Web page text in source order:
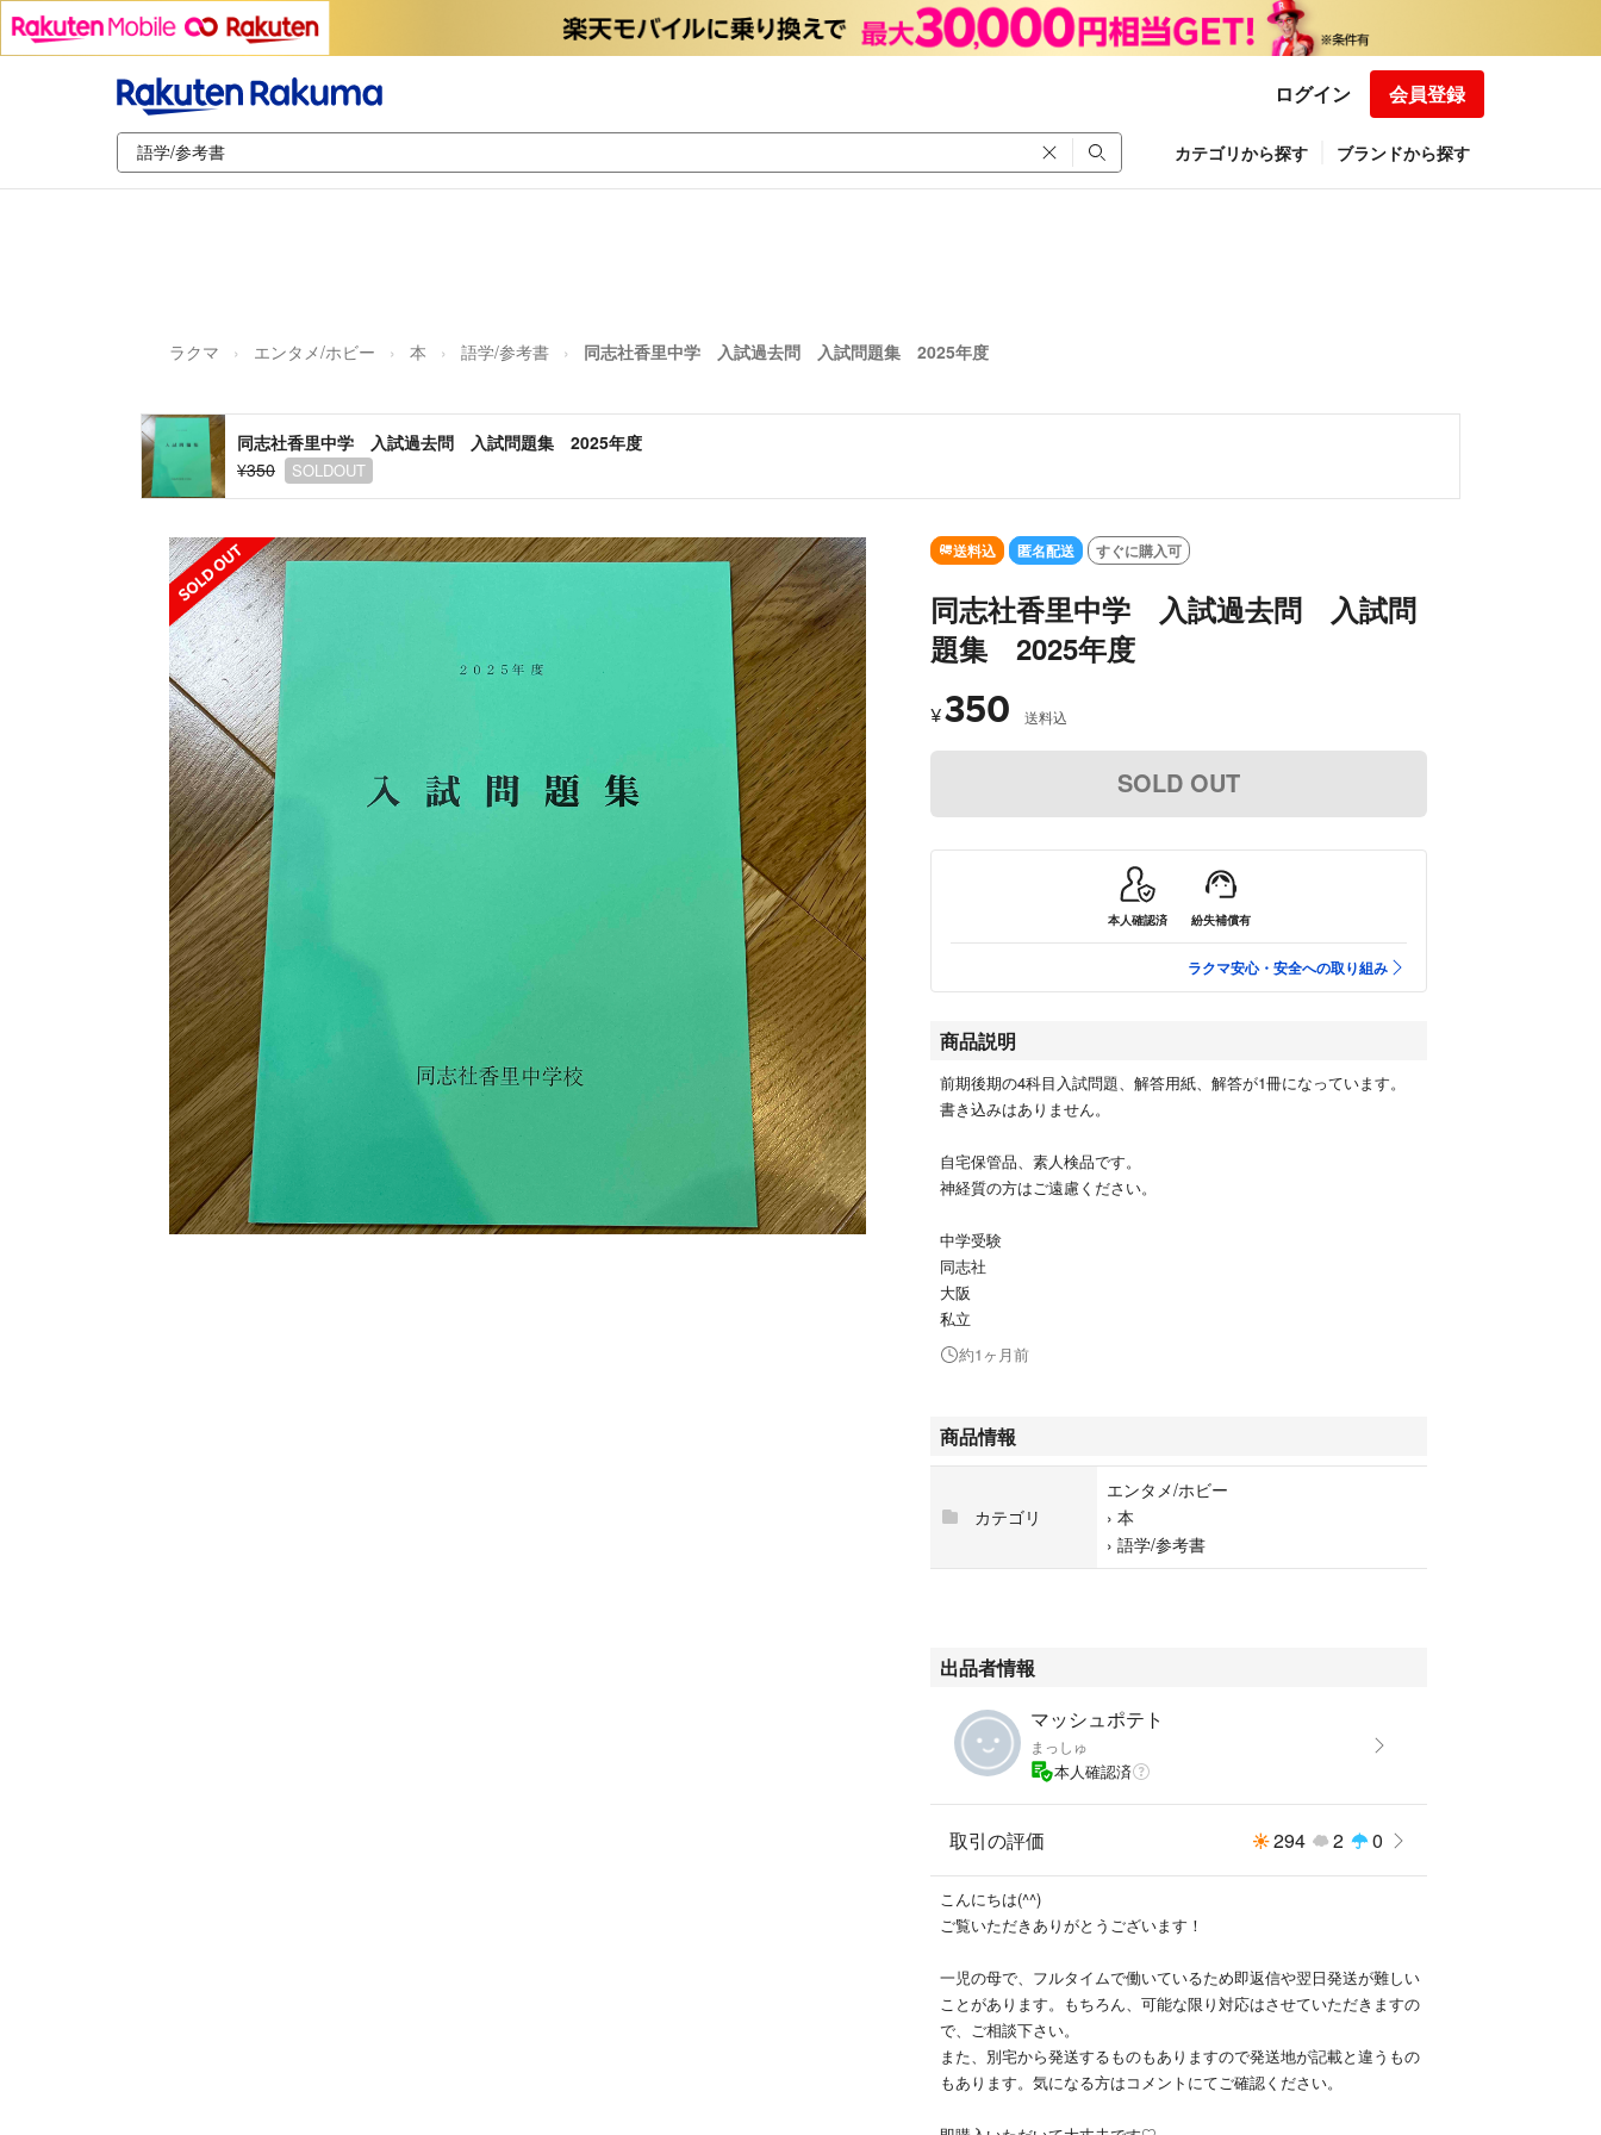
ログイン 会員登録
カテゴリから探す ブランドから探す
ラクマ エンタメ/ホビー 本 語学/参考書 同志社香里中学 入試過去問 入試問題集 2025年度
同志社香里中学 入試過去問 入試問題集 2025年度
¥350
SOLDOUT
SOLD OUT 送料込 匿名配送 すぐに購入可
同志社香里中学 入試過去問 入試問
題集 2025年度
¥350 送料込
SOLD OUT
本人確認済 紛失補償有
ラクマ安心・安全への取り組み
商品説明
前期後期の4科目入試問題、解答用紙、解答が1冊になっています。
書き込みはありません。
自宅保管品、素人検品です。
神経質の方はご遠慮ください。
中学受験
同志社
大阪
私立
約1ヶ月前
商品情報
カテゴリ
エンタメ/ホビー
› 本
› 語学/参考書
出品者情報
マッシュポテト
まっしゅ
本人確認済
取引の評価 294 2 0
こんにちは(^^)
ご覧いただきありがとうございます！
一児の母で、フルタイムで働いているため即返信や翌日発送が難しい
ことがあります。もちろん、可能な限り対応はさせていただきますの
で、ご相談下さい。
また、別宅から発送するものもありますので発送地が記載と違うもの
もあります。気になる方はコメントにてご確認ください。